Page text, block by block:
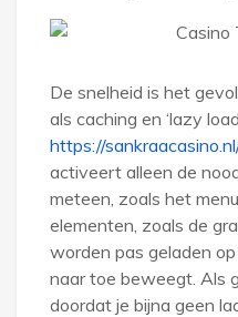
De snelheid is het
als caching en ‘lazy
https://sankraacasino.nl/
activeert alleen de
meteen, zoals het
elementen, zoals de
worden pas geladen
naar toe beweegt. Als
doordat je bijna geen